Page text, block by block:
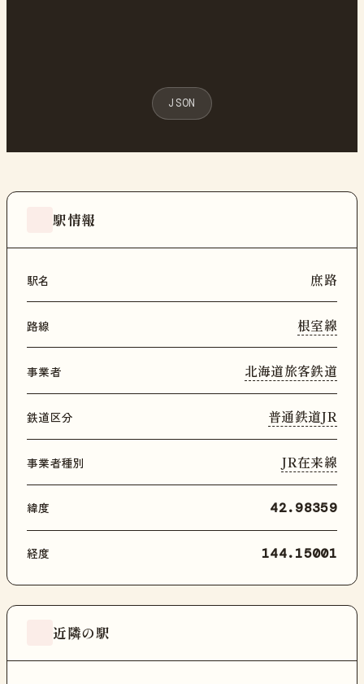
JSON
駅情報
駅名 庶路
路線 根室線
事業者 北海道旅客鉄道
鉄道区分 普通鉄道JR
事業者種別 JR在来線
緯度 42.98359
経度 144.15001
近隣の駅